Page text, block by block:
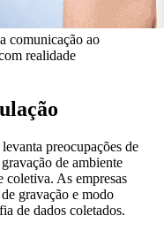
comunicação ao
realidade
levanta preocupações de
de ambiente
coletiva. As empresas
gravação e modo
de dados coletados.